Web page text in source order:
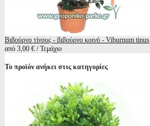
Βιβούρνο τίνους - βιβούρνο κοινό - Viburnum tinus
από 3,00 € / Τεμάχιο
Το προϊόν ανήκει στις κατηγορίες